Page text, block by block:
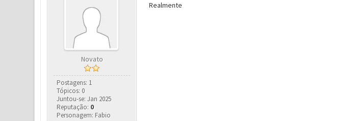
Novato
Postagens: 1
Tópicos: 0
Juntou-se: Jan 2025
Reputação: 0
Personagem: Fabio
Realmente